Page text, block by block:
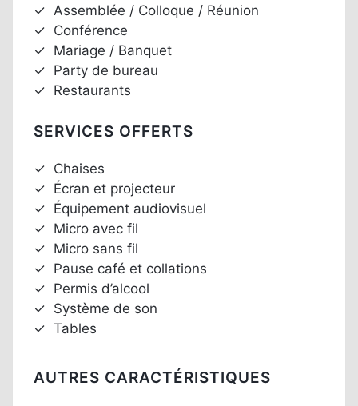
✓ Assemblée / Colloque / Réunion
✓ Conférence
✓ Mariage / Banquet
✓ Party de bureau
✓ Restaurants
SERVICES OFFERTS
✓ Chaises
✓ Écran et projecteur
✓ Équipement audiovisuel
✓ Micro avec fil
✓ Micro sans fil
✓ Pause café et collations
✓ Permis d’alcool
✓ Système de son
✓ Tables
AUTRES CARACTÉRISTIQUES